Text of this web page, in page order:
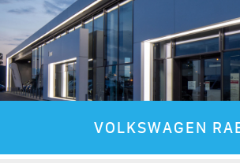
VOLKSWAGEN